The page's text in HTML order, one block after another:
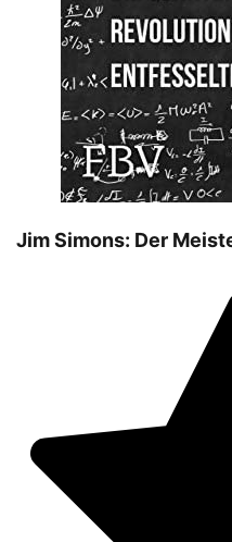
Jim Simons: Der